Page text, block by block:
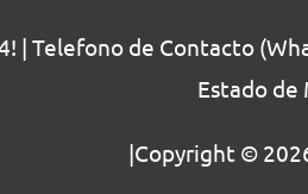
| Telefono de Contacto
Estado de
|Copyright ©